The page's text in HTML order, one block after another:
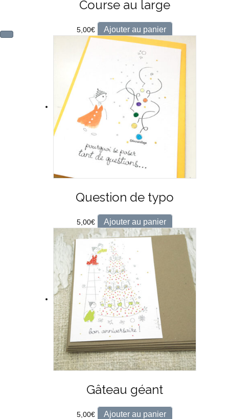
Course au large
5,00€ Ajouter au panier
Question de typo
5,00€ Ajouter au panier
Gâteau géant
5,00€ Ajouter au panier